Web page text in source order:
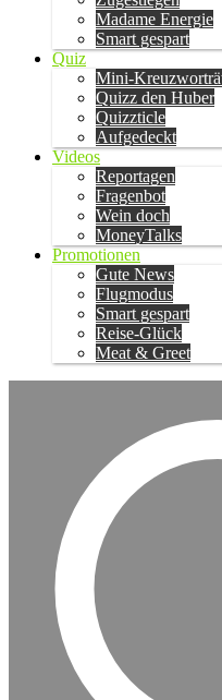
Madame Energie
Smart gespart
Quiz
Mini-
Quizz den Huber
Quizzticle
Aufgedeckt
Videos
Reportagen
Fragenbot
Wein doch
MoneyTalks
Promotionen
Gute News
Flugmodus
Smart gespart
Reise-Glück
Meat & Greet